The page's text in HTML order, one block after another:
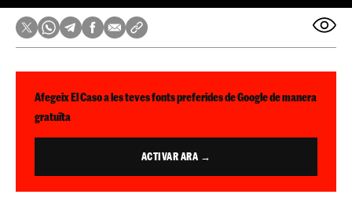
Afegeix El Caso a les teves fonts preferides de Google de manera
gratuïta
ACTIVAR ARA →